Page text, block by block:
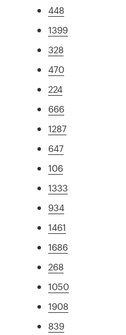
448
1399
328
470
224
666
1287
647
106
1333
934
1461
1686
268
1050
1908
839